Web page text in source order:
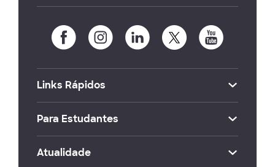
Links Rápidos
Para Estudantes
Atualidade